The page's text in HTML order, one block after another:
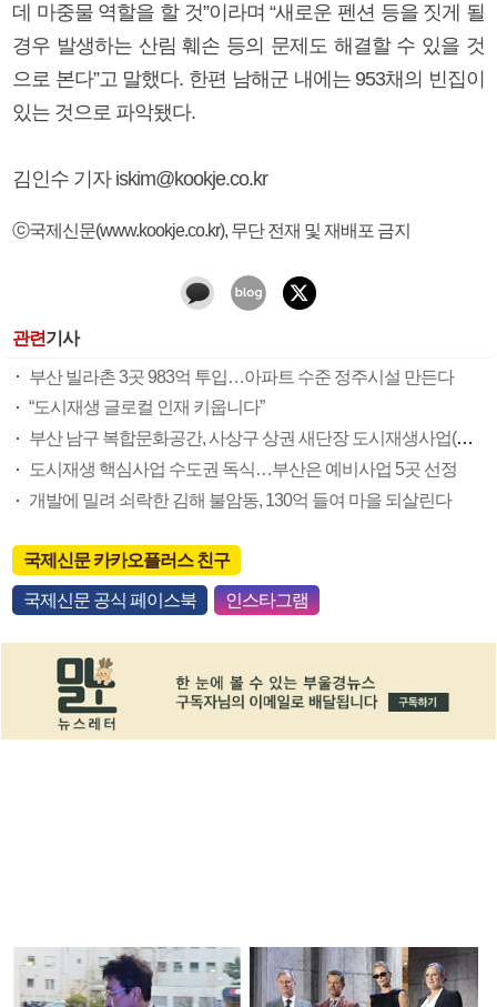
데 마중물 역할을 할 것”이라며 “새로운 펜션 등을 짓게 될
경우 발생하는 산림 훼손 등의 문제도 해결할 수 있을 것
으로 본다”고 말했다. 한편 남해군 내에는 953채의 빈집이
있는 것으로 파악됐다.
김인수 기자 iskim@kookje.co.kr
ⓒ국제신문(www.kookje.co.kr), 무단 전재 및 재배포 금지
관련기사
부산 빌라촌 3곳 983억 투입…아파트 수준 정주시설 만든다
“도시재생 글로컬 인재 키웁니다”
부산 남구 복합문화공간, 사상구 상권 새단장 도시재생사업(종합)
도시재생 핵심사업 수도권 독식…부산은 예비사업 5곳 선정
개발에 밀려 쇠락한 김해 불암동, 130억 들여 마을 되살린다
국제신문 카카오플러스 친구
국제신문 공식 페이스북 인스타그램